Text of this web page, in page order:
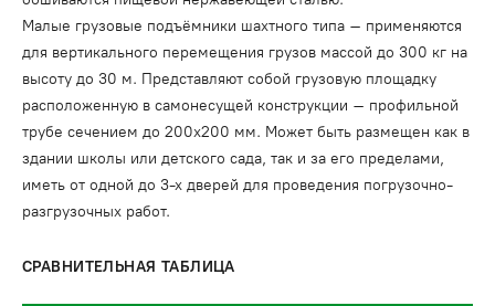
Малые грузовые подъёмники шахтного типа – применяются
для вертикального перемещения грузов массой до 300 кг на
высоту до 30 м. Представляют собой грузовую площадку
расположенную в самонесущей конструкции – профильной
трубе сечением до 200х200 мм. Может быть размещен как в
здании школы или детского сада, так и за его пределами,
иметь от одной до 3-х дверей для проведения погрузочно-
разгрузочных работ.
СРАВНИТЕЛЬНАЯ ТАБЛИЦА